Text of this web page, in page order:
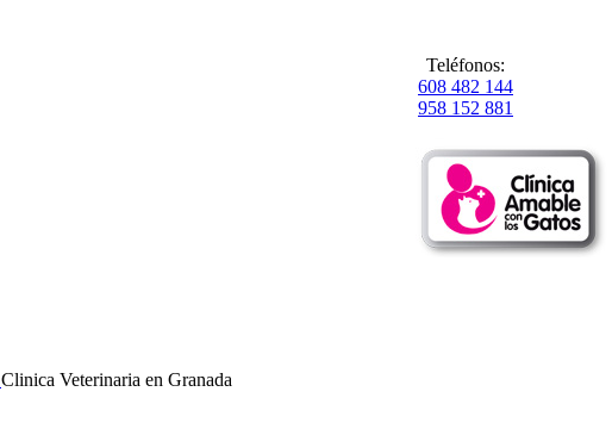
Teléfonos:
608 482 144
958 152 881
Clinica Veterinaria en Granada